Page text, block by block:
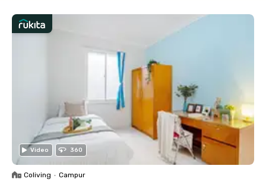
Video 360
Coliving • Campur